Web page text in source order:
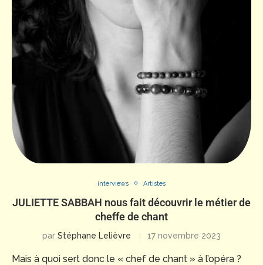
interviews Artistes
JULIETTE SABBAH nous fait découvrir le métier de
cheffe de chant
par Stéphane Lelièvre 17 novembre 2023
Mais à quoi sert donc le « chef de chant » à l’opéra ?